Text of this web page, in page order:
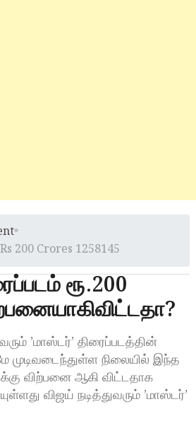
»
200 Crores 1258145
ரூ.200
’மாஸ்டர்’ திரைப்படத்தின்
முடிவடைந்துள்ள நிலையில் இந்த
விற்பனை ஆகி விட்டதாக
விஜய் நடித்துவரும் ’மாஸ்டர்’